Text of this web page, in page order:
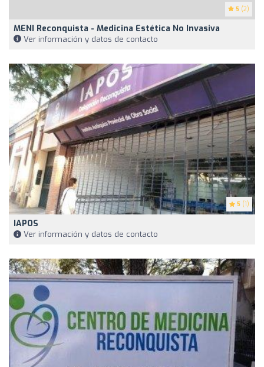
5 (2)
MENI Reconquista - Medicina Estética No Invasiva
Ver información y datos de contacto
5 (1)
IAPOS
Ver información y datos de contacto